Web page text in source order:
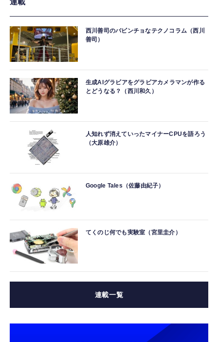
連載
西川善司のバビンチョなテクノコラム（西川
善司）
生成AIグラビアをグラビアカメラマンが作る
とどうなる？（西川和久）
人知れず消えていったマイナーCPUを語ろう
（大原雄介）
Google Tales（佐藤由紀子）
てくのじ何でも実験室（宮里圭介）
連載一覧